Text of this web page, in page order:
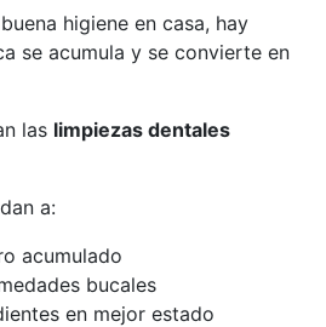
higiene en casa, hay
se acumula y se convierte en
las limpiezas dentales
a:
acumulado
bucales
en mejor estado